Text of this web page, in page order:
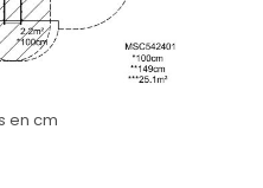
en cm